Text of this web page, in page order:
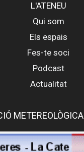
L'ATENEU
Qui som
Els espais
Fes-te soci
Podcast
Actualitat
METEREOLÒGICA